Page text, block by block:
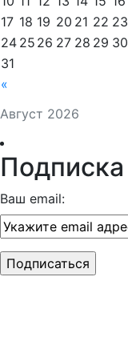
Август 2026
«
17 18 19 20 21 22 23
24 25 26 27 28 29 30
31
Подписка
Ваш email: